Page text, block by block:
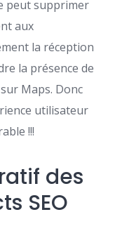
peut supprimer
aux
la réception
la présence de
Maps. Donc
utilisateur
!!!
des
SEO